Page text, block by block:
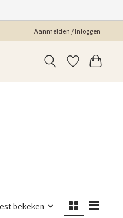
Aanmelden / Inloggen
bekeken